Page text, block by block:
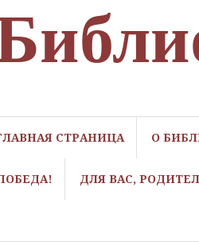
СТРАНИЦА О
ДЛЯ ВАС,